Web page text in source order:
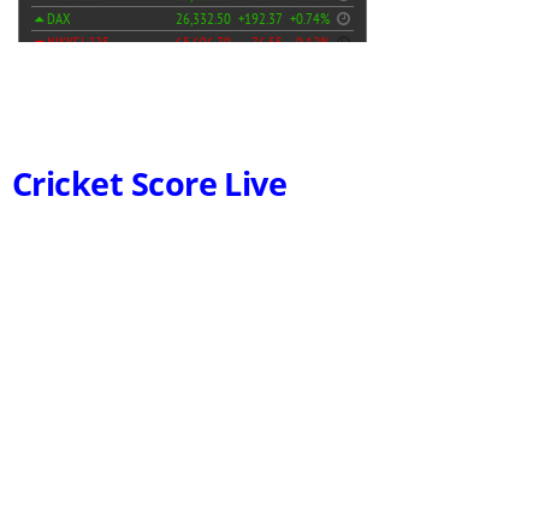
Cricket Score Live